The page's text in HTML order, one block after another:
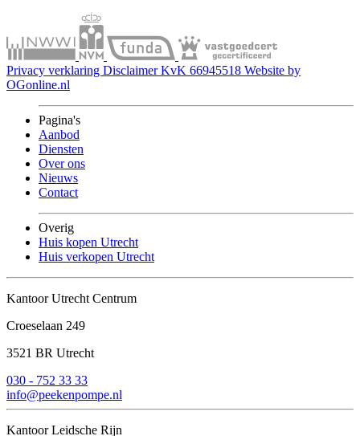
Privacy verklaring DisclaimerKvK 66945518 Website by
OGonline.nl
Pagina's
Aanbod
Diensten
Over ons
Nieuws
Contact
Overig
Huis kopen Utrecht
Huis verkopen Utrecht
Kantoor Utrecht Centrum
Croeselaan 249
3521 BR Utrecht
030 - 752 33 33
info@peekenpompe.nl
Kantoor Leidsche Rijn